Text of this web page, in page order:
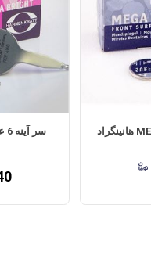
سر آینه 12 عددی MEGA-FS هانینگراد